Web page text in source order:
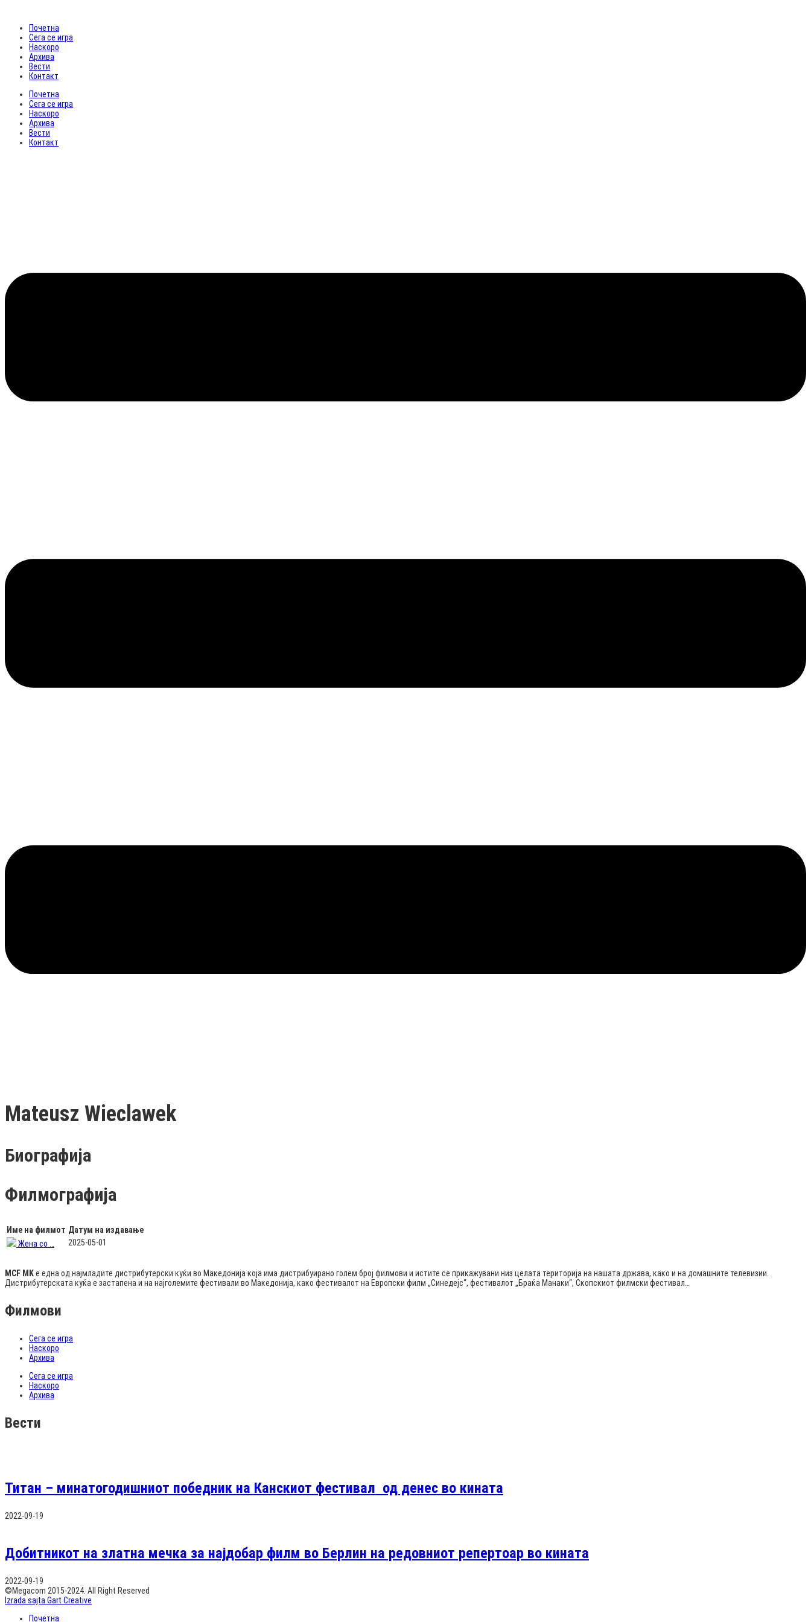
Почетна
Сега се игра
Наскоро
Архива
Вести
Контакт
Почетна
Сега се игра
Наскоро
Архива
Вести
Контакт
Mateusz Wieclawek
Биографија
Филмографија
Име на филмот Датум на издавање
Жена со …
2025-05-01
MCF MKе една од најмладите дистрибутерски куќи во Македонија која има дистрибуирано голем број филмови и истите се прикажувани низ целата територија на нашата држава, како и на домашните телевизии.
Дистрибутерската куќа е застапена и на најголемите фестивали во Македонија, како фестивалот на Европски филм „Синедејс“, фестивалот „Браќа Манаки“, Скопскиот филмски фестивал…
Филмови
Сега се игра
Наскоро
Архива
Сега се игра
Наскоро
Архива
Вести
Титан – минатогодишниот победник на Канскиот фестивал од денес во кината
2022-09-19
Добитникот на златна мечка за најдобар филм во Берлин на редовниот репертоар во кината
2022-09-19
©Megacom 2015-2024. All Right Reserved
Izrada sajta Gart Creative
Почетна